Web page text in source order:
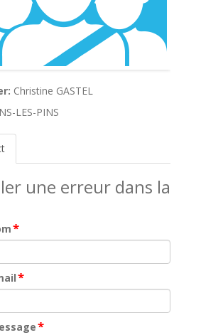
Christine GASTEL
LES-PINS
une erreur dans la
*
*
*